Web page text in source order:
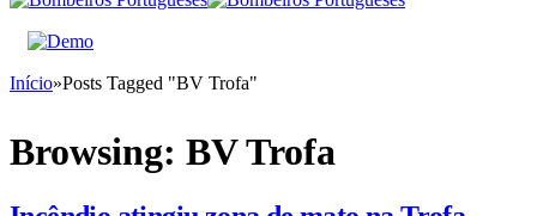
Início»Posts Tagged "BV Trofa"
Browsing: BV Trofa